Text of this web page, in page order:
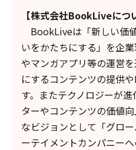
【株式会社BookLiveにつ
BookLiveは「新しい価
いをかたちにする」を企
やマンガアプリ等の運営
にするコンテンツの提供
す。またテクノロジーが
ターやコンテンツの価値
なビジョンとして「グロ
ーテイメントカンパニー